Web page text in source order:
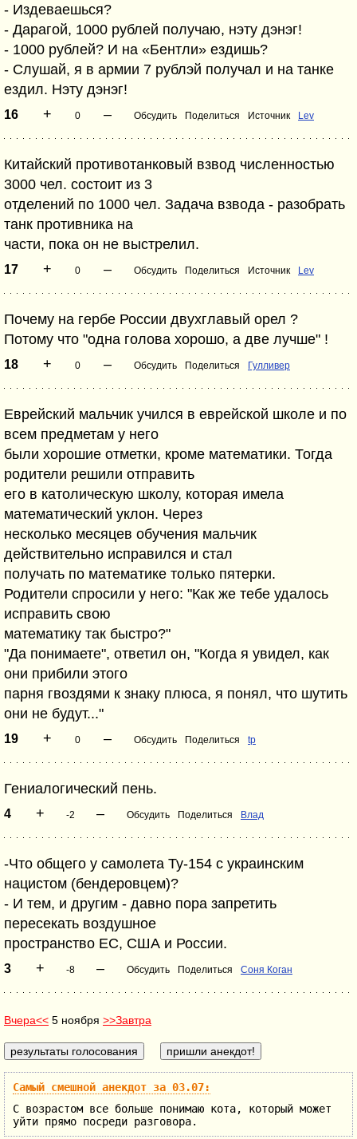
- Издеваешься?
- Дарагой, 1000 рублей получаю, нэту дэнэг!
- 1000 рублей? И на «Бентли» ездишь?
- Слушай, я в армии 7 рублэй получал и на танке
ездил. Нэту дэнэг!
16 + 0 – Обсудить Поделиться Источник Lev
Китайский противотанковый взвод численностью
3000 чел. состоит из 3
отделений по 1000 чел. Задача взвода - разобрать
танк противника на
части, пока он не выстрелил.
17 + 0 – Обсудить Поделиться Источник Lev
Почему на гербе России двухглавый орел ?
Потому что "одна голова хорошо, а две лучше" !
18 + 0 – Обсудить Поделиться Гулливер
Еврейский мальчик учился в еврейской школе и по
всем предметам у него
были хорошие отметки, кроме математики. Тогда
родители решили отправить
его в католическую школу, которая имела
математический уклон. Через
несколько месяцев обучения мальчик
действительно исправился и стал
получать по математике только пятерки.
Родители спросили у него: "Как же тебе удалось
исправить свою
математику так быстро?"
"Да понимаете", ответил он, "Когда я увидел, как
они прибили этого
парня гвоздями к знаку плюса, я понял, что шутить
они не будут..."
19 + 0 – Обсудить Поделиться tp
Гениалогический пень.
4 + -2 – Обсудить Поделиться Влад
-Что общего у самолета Ту-154 с украинским
нацистом (бендеровцем)?
- И тем, и другим - давно пора запретить
пересекать воздушное
пространство ЕС, США и России.
3 + -8 – Обсудить Поделиться Соня Коган
Вчера<< 5 ноября >>Завтра
Самый смешной анекдот за 03.07:
С возрастом все больше понимаю кота, который может
уйти прямо посреди разговора.